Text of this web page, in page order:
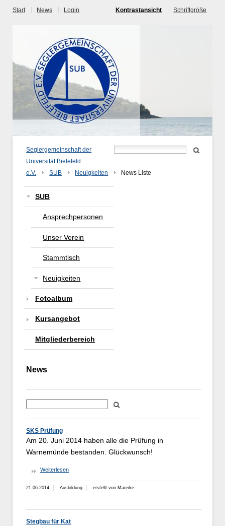
Start News Login Kontrastansicht Schriftgröße
Seglergemeinschaft der
Universität Bielefeld
e.V.
SUB Neuigkeiten News Liste
SUB
Ansprechpersonen
Unser Verein
Stammtisch
Neuigkeiten
Fotoalbum
Kursangebot
Mitgliederbereich
News
SKS Prüfung
Am 20. Juni 2014 haben alle die Prüfung in
Warnemünde bestanden. Glückwunsch!
Weiterlesen
21.06.2014 Ausbildung erstellt von Mareike
Stegbau für Kat